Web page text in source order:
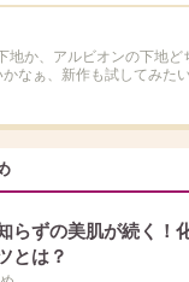
地か、アルビオンの下地ど
なぁ、新作も試してみた
地も使ったことがある方
クレ・ド・ポーの白くて
らずの美肌が続く！
とは？